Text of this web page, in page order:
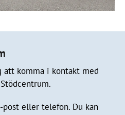
komma i kontakt med
post eller telefon. Du kan